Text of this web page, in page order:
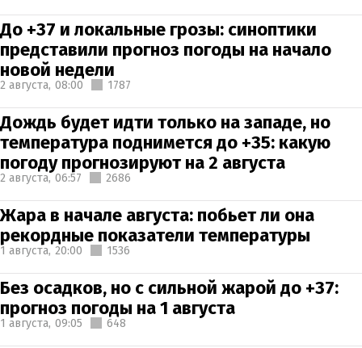
До +37 и локальные грозы: синоптики
представили прогноз погоды на начало
новой недели
2 августа, 08:00 1787
Дождь будет идти только на западе, но
температура поднимется до +35: какую
погоду прогнозируют на 2 августа
2 августа, 06:57 2686
Жара в начале августа: побьет ли она
рекордные показатели температуры
1 августа, 20:00 1536
Без осадков, но с сильной жарой до +37:
прогноз погоды на 1 августа
1 августа, 09:05 648